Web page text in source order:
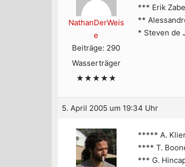
NathanDerWeis
e
Beiträge: 290
Wasserträger
★★★★★
*** Erik
**
* Steven de
5. April 2005 um 19:34 Uhr
***** A.
**** T.
*** G.